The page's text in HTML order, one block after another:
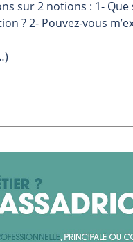
sur 2 notions : 1- Que
? 2- Pouvez-vous